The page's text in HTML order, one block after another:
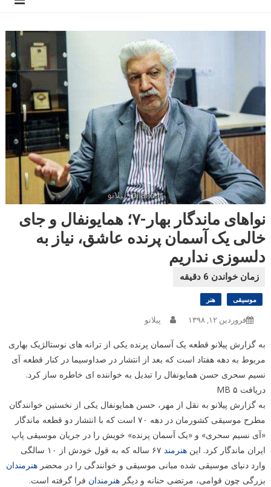
نواهای ماندگار بهار-۷؛ همایونفال و جای
خالی یک آسمان پرنده عاشق، نیاز به
دلسوزی نداریم
موسیقی هنر
فروردین ۱۲, ۱۳۹۸ پیلانو
به گزارش پیلانو قطعه یک آسمان پرنده یکی از ترانه های نوستالژیک بهاری
مربوط به دهه هفتاد است که بعد از انتشار در صداوسیما در کنار قطعه آی
نسیم سحری حسن همایونفال را تبدیل به خواننده ای خاطره ساز کرد.
دریافت ۵ MB
به گزارش پیلانو به نقل از مهر، حسن همایونفال یکی از نخستین خوانندگان
مطرح موسیقی کشورمان در دهه ۷۰ است که با انتشار دو قطعه ماندگار
«آی نسیم سحری» و «یک آسمان پرنده» خویش را در جریان موسیقی پاپ
ایران ماندگار کرد. این هنرمند
۶۷ ساله که به قول خودش از ۱۰ سالگی
وارد دنیای موسیقی شده مبانی موسیقی و خوانندگی را در محضر هنرمندان
بزرگی چون قوامی، مرتضی حنانه و دیگر هنرمندان فرا گرفته است.